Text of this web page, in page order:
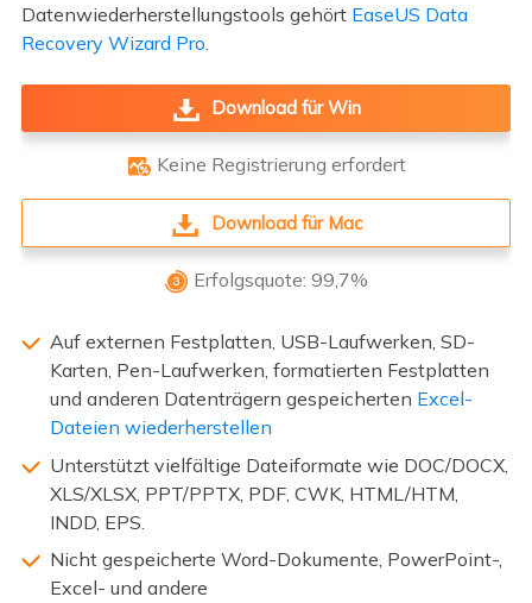
Datenwiederherstellungstools gehört EaseUS Data
Recovery Wizard Pro.
Download für Win
 Keine Registrierung erfordert
Download für Mac
 Erfolgsquote: 99,7%
Auf externen Festplatten, USB-Laufwerken, SD-
Karten, Pen-Laufwerken, formatierten Festplatten
und anderen Datenträgern gespeicherten Excel-
Dateien wiederherstellen
Unterstützt vielfältige Dateiformate wie DOC/DOCX,
XLS/XLSX, PPT/PPTX, PDF, CWK, HTML/HTM,
INDD, EPS.
Nicht gespeicherte Word-Dokumente, PowerPoint-,
Excel- und andere